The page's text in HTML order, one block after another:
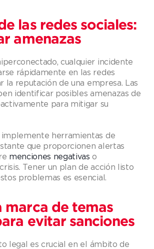
las redes sociales:
amenazas
cualquier incidente
rápidamente en las redes
la reputación de una empresa. Las
identificar posibles amenazas de
para mitigar su
implemente herramientas de
que proporcionen alertas
menciones negativas o
Tener un plan de acción listo
problemas es esencial.
marca de temas
evitar sanciones
legal es crucial en el ámbito de